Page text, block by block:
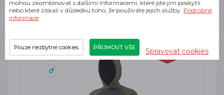
-20%
Doprava zdarma
mohou zkombinovat s dalšími informacemi, které jste jim poskytli
nebo které získali v důsledku toho, že používáte jejich služby. Podrobné
informace
Pouze nezbytné cookies PŘIJMOUT VŠE Spravovat cookies